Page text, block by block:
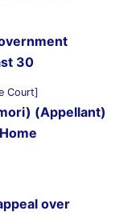
30
Court]
(Appellant)
over